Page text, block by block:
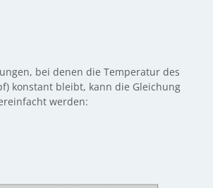
bei denen die Temperatur des
konstant bleibt, kann die Gleichung
werden: